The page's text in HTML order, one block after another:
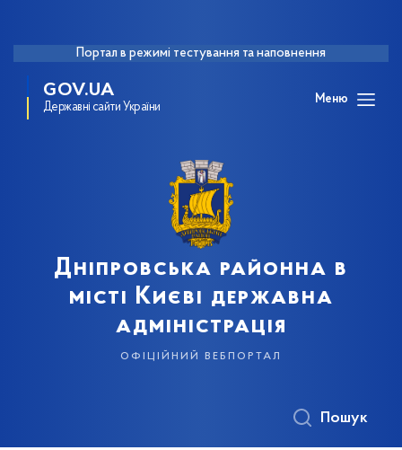
Портал в режимі тестування та наповнення
GOV.UA
Державні сайти України
Меню
Дніпровська районна в
місті Києві державна
адміністрація
офіційний вебпортал
Пошук